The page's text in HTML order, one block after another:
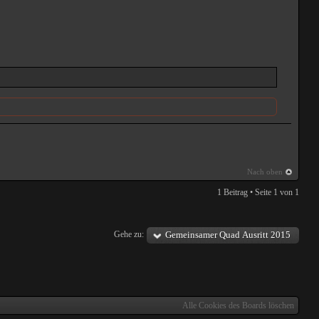
Nach oben
1 Beitrag • Seite 1 von 1
Gehe zu:
Gemeinsamer Quad Ausritt 2015
Alle Cookies des Boards löschen